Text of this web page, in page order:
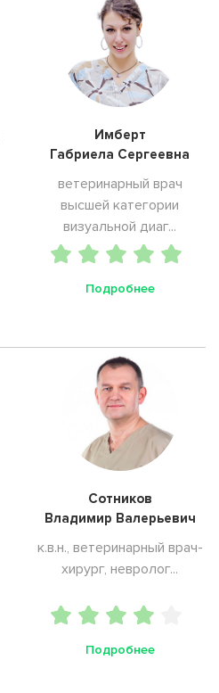
Имберт
Габриела Сергеевна
ветеринарный врач
высшей категории
визуальной диаг...
Подробнее
Сотников
Владимир Валерьевич
к.в.н., ветеринарный врач-
хирург, невролог...
Подробнее